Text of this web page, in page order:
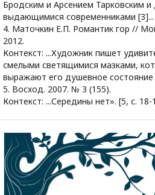
Бродским и Арсением Тарковским и
выдающимися современниками [3]...
4. Маточкин Е.П. Романтик гор //
2012.
Контекст: ...Художник пишет
смелыми светящимися мазками,
выражают его душевное состояние
5. Восход. 2007. № 3 (155).
Контекст: ...Середины нет». [5, с. 18-